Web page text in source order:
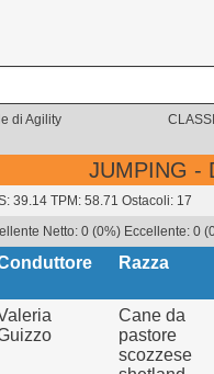
di Agility
JUMPING -
39.14 TPM: 58.71 Ostacoli: 17
Netto: 0 (0%) Eccellente: 0
Razza
Cane da
pastore
scozzese